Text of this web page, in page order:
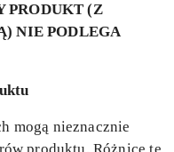
PRODUKT (Z
NIE PODLEGA
mogą nieznacznie